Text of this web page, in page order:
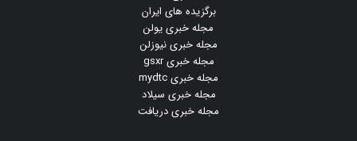
برگزیده های ایران
مجله خبری یولن
مجله خبری نیوزلن
مجله خبری gsxr
مجله خبری mydtc
مجله خبری سیلاد
مجله خبری دریافت